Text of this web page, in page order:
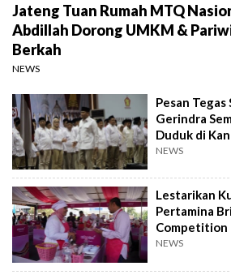
Jateng Tuan Rumah MTQ
Abdillah Dorong UMKM &
Berkah
NEWS
Pesan
Gerindra
Duduk di
NEWS
Lestarikan
Pertamina
Competition
Baru
NEWS